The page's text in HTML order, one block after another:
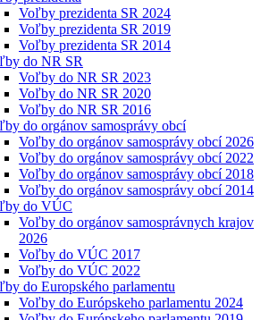
Voľby prezidenta SR 2024
Voľby prezidenta SR 2019
Voľby prezidenta SR 2014
do NR SR
Voľby do NR SR 2023
Voľby do NR SR 2020
Voľby do NR SR 2016
do orgánov samosprávy obcí
Voľby do orgánov samosprávy obcí 2026
Voľby do orgánov samosprávy obcí 2022
Voľby do orgánov samosprávy obcí 2018
Voľby do orgánov samosprávy obcí 2014
do VÚC
Voľby do orgánov samosprávnych krajov
2026
Voľby do VÚC 2017
Voľby do VÚC 2022
do Europského parlamentu
Voľby do Európskeho parlamentu 2024